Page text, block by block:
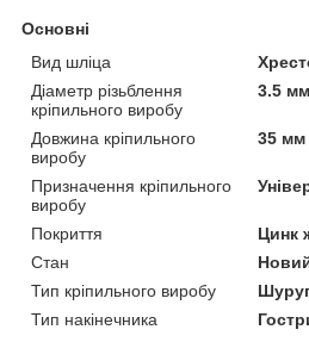
Основні
Вид шліца
Діаметр різьблення
кріпильного виробу
3.5 мм
Довжина кріпильного
виробу
35 мм
Призначення кріпильного
виробу
Покриття
Цинк
Стан
Тип кріпильного виробу
Тип накінечника